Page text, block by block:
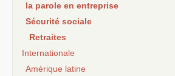
la parole en entreprise
Sécurité sociale
Retraites
Internationale
Amérique latine